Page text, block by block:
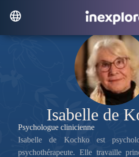
Isabelle de
Psychologue clinicienne
Isabelle de Kochko est
psychothérapeute. Elle travaille